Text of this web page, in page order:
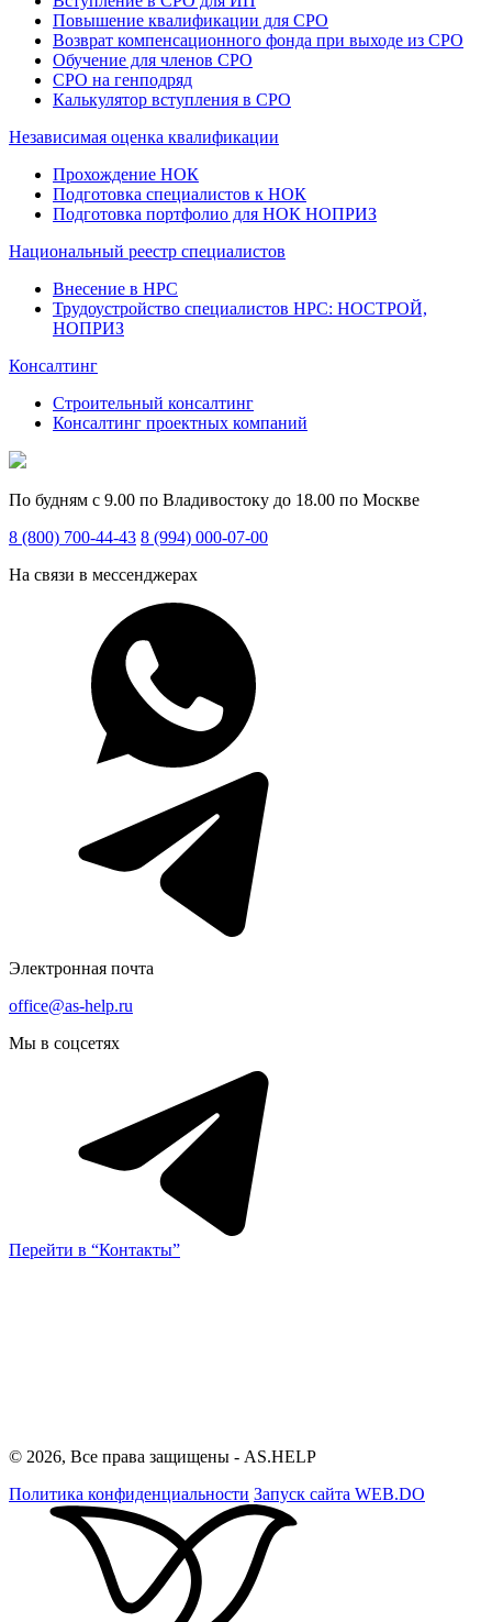
Повышение квалификации для СРО
Возврат компенсационного фонда при выходе из СРО
Обучение для членов СРО
СРО на генподряд
Калькулятор вступления в СРО
Независимая оценка квалификации
Прохождение НОК
Подготовка специалистов к НОК
Подготовка портфолио для НОК НОПРИЗ
Национальный реестр специалистов
Внесение в НРС
Трудоустройство специалистов НРС: НОСТРОЙ,
НОПРИЗ
Консалтинг
Строительный консалтинг
Консалтинг проектных компаний
По будням с 9.00 по Владивостоку до 18.00 по Москве
8 (800) 700-44-43 8 (994) 000-07-00
На связи в мессенджерах
Электронная почта
office@as-help.ru
Мы в соцсетях
Перейти в “Контакты”
© 2026, Все права защищены - AS.HELP
Политика конфиденциальности Запуск сайта WEB.DO